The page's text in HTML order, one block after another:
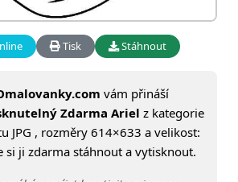
Tisk Stáhnout
vám přináší
Zdarma Ariel z kategorie
JPG , rozměry 614×633 a velikost:
si ji zdarma stáhnout a vytisknout.